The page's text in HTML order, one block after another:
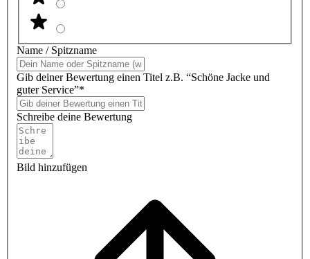
Name / Spitzname
Gib deiner Bewertung einen Titel z.B. “Schöne Jacke und
guter Service”*
Schreibe deine Bewertung
Bild hinzufügen